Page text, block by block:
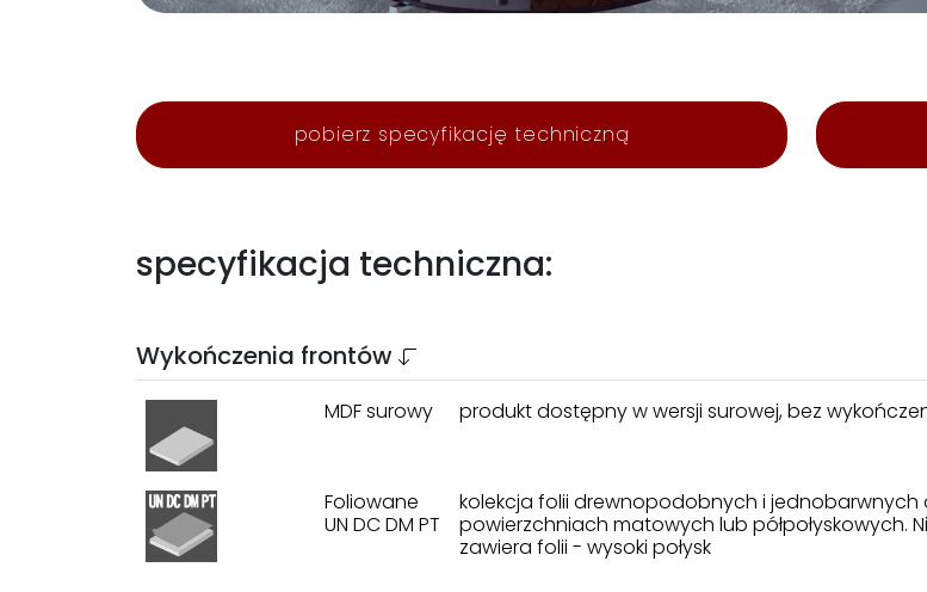
pobierz specyfikację techniczną
specyfikacja techniczna:
Wykończenia frontów
MDF surowy produkt dostępny w wersji surowej, bez
Foliowane
UN DC DM PT
kolekcja folii drewnopodobnych i jednobarwnych
powierzchniach matowych lub półpołyskowych.
zawiera folii - wysoki połysk